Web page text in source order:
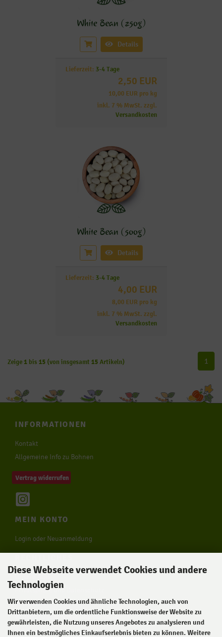
White Bean (250g)
Details
Lieferzeit: 3-4 Tage
2,50 EUR
10,00 EUR pro kg
inkl. 7 % MwSt. zzgl.
Versandkosten
White Bean (500g)
Details
Lieferzeit: 3-4 Tage
4,00 EUR
8,00 EUR pro kg
inkl. 7 % MwSt. zzgl.
Versandkosten
Zeige 1 bis 15 (von insgesamt 15 Artikeln) 1
INFORMATIONEN
Kontakt
Allgemeine Info zu Bohnen
Vertrag widerrufen
MEIN KONTO
Login oder Neuanmeldung
Privatsphäre und Datenschutz
Impressum
Widerrufsrecht & Widerrufsformular
Zahlung & Versand
Diese Webseite verwendet Cookies und andere
Technologien
Wir verwenden Cookies und ähnliche Technologien, auch von
Drittanbietern, um die ordentliche Funktionsweise der Website zu
gewährleisten, die Nutzung unseres Angebotes zu analysieren und
Ihnen ein bestmögliches Einkaufserlebnis bieten zu können. Weitere